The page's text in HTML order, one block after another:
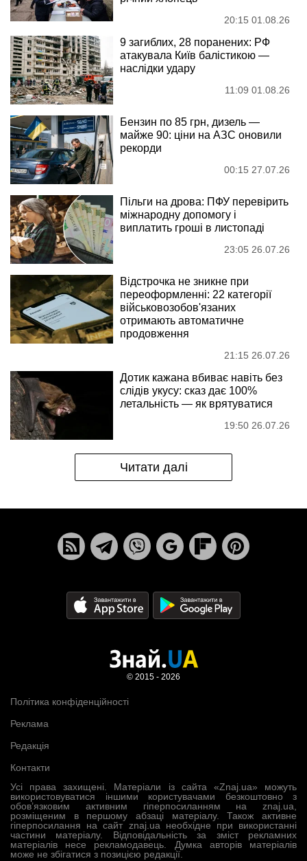
20:15 01.08.26
9 загиблих, 28 поранених: РФ
атакувала Київ балістикою —
наслідки удару
11:09 01.08.26
Бензин по 85 грн, дизель —
майже 90: ціни на АЗС оновили
рекорди
00:15 27.07.26
Пільги на дрова: ПФУ перевірить
міжнародну допомогу і
виплатить гроші в листопаді
23:05 26.07.26
Відстрочка не зникне при
переоформленні: 22 категорії
військовозобов'язаних
отримають автоматичне
продовження
21:15 26.07.26
Дотик кажана вбиває навіть без
слідів укусу: сказ дає 100%
летальність — як врятуватися
19:50 26.07.26
Читати далі
Усі права захищені. Матеріали із сайта «Znaj.ua» можуть
використовуватися іншими користувачами безкоштовно з
обов’язковим активним гіперпосиланням на znaj.ua,
розміщеним в першому абзаці матеріалу. Також активне
гіперпосилання на сайт znaj.ua необхідне при використанні
частини матеріалу. Відповідальність за зміст рекламних
матеріалів несе рекламодавець. Думка авторів матеріалів
може не збігатися з позицією редакції.
Політика конфіденційності
Реклама
Редакція
Контакти
© 2015 - 2026